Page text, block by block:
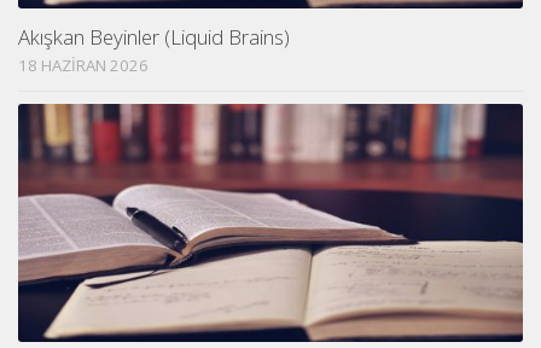
Akışkan Beyinler (Liquid Brains)
18 HAZIRAN 2026